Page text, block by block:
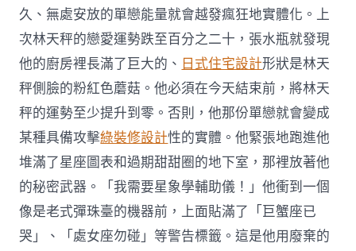
久、無處安放的單戀能量就會越發瘋狂地實體化。上
次林天秤的戀愛運勢跌至百分之二十，張水瓶就發現
他的廚房裡長滿了巨大的、 日式住宅設計形狀是林天
秤側臉的粉紅色蘑菇。他必須在今天結束前，將林天
秤的運勢至少提升到零。否則，他那份單戀就會變成
某種具備攻擊綠裝修設計性的實體。他緊張地跑進他
堆滿了星座圖表和過期甜甜圈的地下室，那裡放著他
的秘密武器。「我需要星象學輔助儀！」他衝到一個
像是老式彈珠臺的機器前，上面貼滿了「巨蟹座已
哭」、「處女座勿碰」等警告標籤。這是他用廢棄的